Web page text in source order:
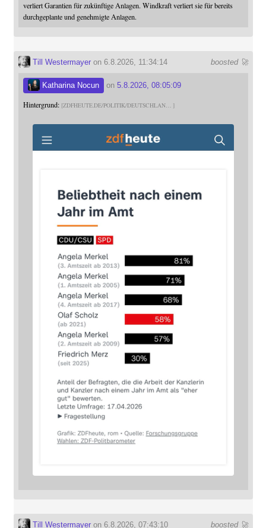
verliert Garantien für zukünftige Anlagen. Windkraft verliert sie für bereits
durchgeplante und genehmigte Anlagen.
boosted 🚀
Till Westermayeron 6.8.2026, 11:34:14
Katharina Nocun on 5.8.2026, 08:05:09
Hintergrund: ZDFHEUTE.DE/POLITIK/DEUTSCHLAN
boosted 🚀
Till Westermayeron 6.8.2026, 07:43:10